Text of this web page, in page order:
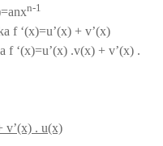
n-1
f ‘(x)=u’(x) + v’(x)
f ‘(x)=u’(x) .v(x) + v’(x) .
v’(x) . u(x)